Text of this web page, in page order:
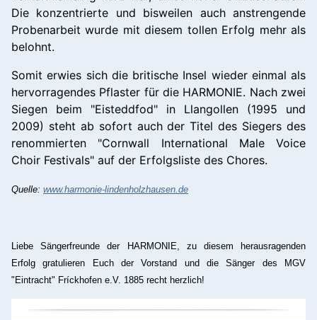
Die konzentrierte und bisweilen auch anstrengende
Probenarbeit wurde mit diesem tollen Erfolg mehr als
belohnt.
Somit erwies sich die britische Insel wieder einmal als
hervorragendes Pflaster für die HARMONIE. Nach zwei
Siegen beim "Eisteddfod" in Llangollen (1995 und
2009) steht ab sofort auch der Titel des Siegers des
renommierten "Cornwall International Male Voice
Choir Festivals" auf der Erfolgsliste des Chores.
Quelle: www.harmonie-lindenholzhausen.de
Liebe Sängerfreunde der HARMONIE, zu diesem herausragenden
Erfolg gratulieren Euch der Vorstand und die Sänger des MGV
"Eintracht" Fríckhofen e.V. 1885 recht herzlich!